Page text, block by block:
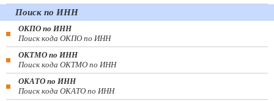
Поиск по ИНН
ОКПО по ИНН
Поиск кода ОКПО по ИНН
ОКТМО по ИНН
Поиск кода ОКТМО по ИНН
ОКАТО по ИНН
Поиск кода ОКАТО по ИНН